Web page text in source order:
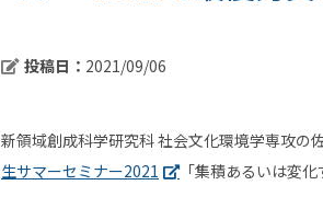
投稿日： 2021/09/06
新領域創成科学研究科 社会文化環境学専攻の
生サマーセミナー2021
「集積あるいは変化